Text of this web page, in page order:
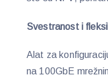
Svestranost i
Alat za
na 100GbE